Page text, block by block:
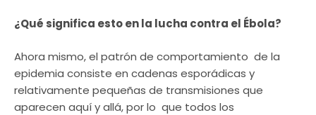
¿Qué significa esto en la lucha contra el Ébola?
Ahora mismo, el patrón de comportamiento de la
epidemia consiste en cadenas esporádicas y
relativamente pequeñas de transmisiones que
aparecen aquí y allá, por lo que todos los